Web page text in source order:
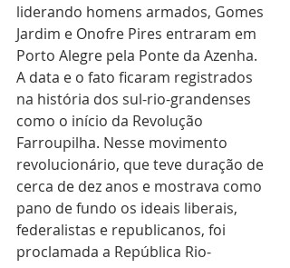
liderando homens armados, Gomes
Jardim e Onofre Pires entraram em
Porto Alegre pela Ponte da Azenha.
A data e o fato ficaram registrados
na história dos sul-rio-grandenses
como o início da Revolução
Farroupilha. Nesse movimento
revolucionário, que teve duração de
cerca de dez anos e mostrava como
pano de fundo os ideais liberais,
federalistas e republicanos, foi
proclamada a República Rio-